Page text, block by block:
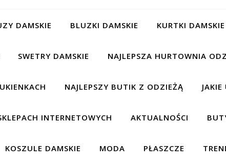
DAMSKIE BLUZKI DAMSKIE KURTKI DAMSKIE
SWETRY DAMSKIE NAJLEPSZA HURTOWNIA
NAJLEPSZY BUTIK Z ODZIEŻĄ
INTERNETOWYCH AKTUALNOŚCI
KOSZULE DAMSKIE MODA PŁASZCZE